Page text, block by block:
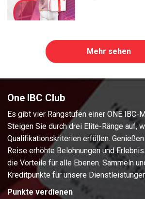
Mehr sehen
One IBC Club
Es gibt vier Rangstufen einer ONE IBC-
Steigen Sie durch drei Elite-Ränge auf,
Qualifikationskriterien erfüllen.
Reise erhöhte Belohnungen und
die Vorteile für alle Ebenen. Sammeln
Kreditpunkte für unsere
Punkte verdienen